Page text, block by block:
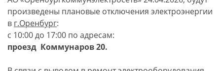
произведены плановые отключения электроэнергии
в г.Оренбург:
с 10:00 до 17:00 по адресам:
проезд Коммунаров 20.